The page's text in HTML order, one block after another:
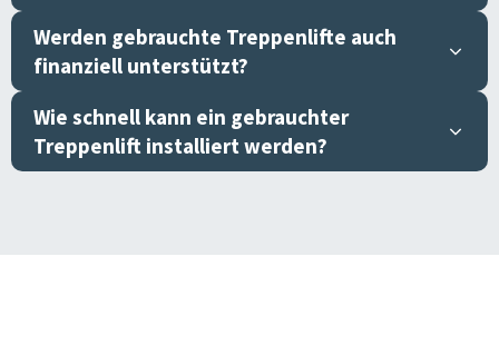
Werden gebrauchte Treppenlifte auch
finanziell unterstützt?
Wie schnell kann ein gebrauchter
Treppenlift installiert werden?